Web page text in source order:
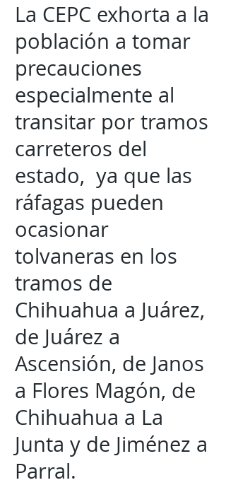
La CEPC exhorta a la
población a tomar
precauciones
especialmente al
transitar por tramos
carreteros del
estado, ya que las
ráfagas pueden
ocasionar
tolvaneras en los
tramos de
Chihuahua a Juárez,
de Juárez a
Ascensión, de Janos
a Flores Magón, de
Chihuahua a La
Junta y de Jiménez a
Parral.